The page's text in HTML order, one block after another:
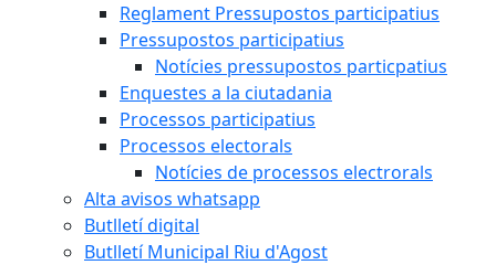
Reglament Pressupostos participatius
Pressupostos participatius
Notícies pressupostos particpatius
Enquestes a la ciutadania
Processos participatius
Processos electorals
Notícies de processos electrorals
Alta avisos whatsapp
Butlletí digital
Butlletí Municipal Riu d'Agost